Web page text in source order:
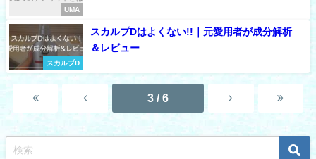
UMA
スカルプD
スカルプDはよくない!!｜元愛用者が成分解析
＆レビュー
3 / 6